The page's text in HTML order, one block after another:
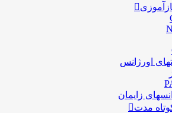
اورژانس
زایمان
مدت